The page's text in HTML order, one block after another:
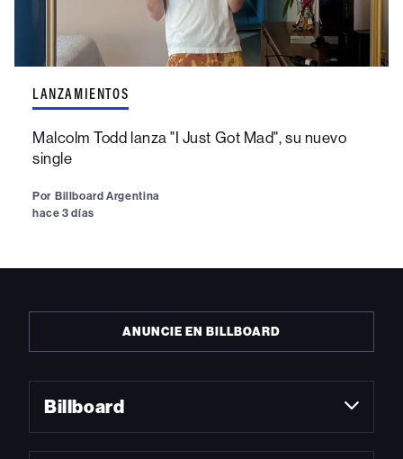
LANZAMIENTOS
Malcolm Todd lanza "I Just Got Mad", su nuevo
single
Por Billboard Argentina
hace 3 días
ANUNCIE EN BILLBOARD
Billboard